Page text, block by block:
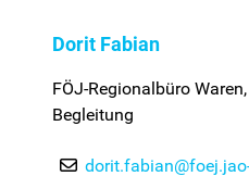
Dorit Fabian
FÖJ-Regionalbüro
Begleitung